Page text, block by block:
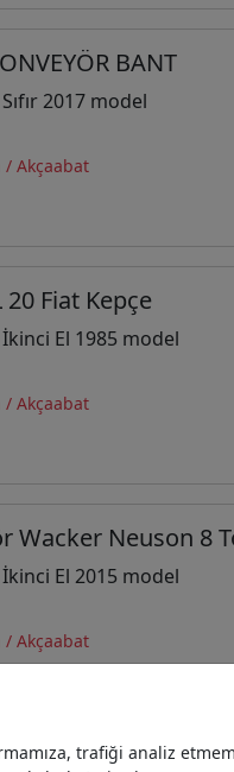
BANT
2017 model
/ Akçaabat
Fiat Kepçe
İkinci El 1985 model
/ Akçaabat
Wacker Neuson 8
İkinci El 2015 model
/ Akçaabat
trafiği analiz